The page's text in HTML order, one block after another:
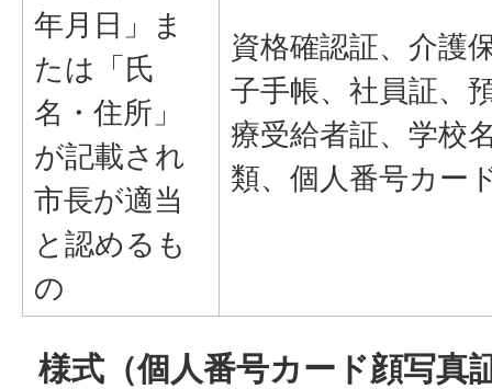
年月日」ま
たは「氏
名・住所」
が記載され
市長が適当
と認めるも
の
資格確認証、介護
子手帳、社員証、
療受給者証、学校
類、個人番号カー
様式（個人番号カード顔写真